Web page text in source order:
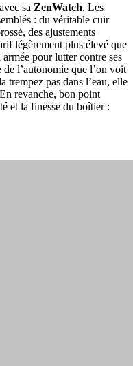
sa ZenWatch. Les
: du véritable cuir
des ajustements
légèrement plus élevé que
pour lutter contre ses
l’autonomie que l’on voit
trempez pas dans l’eau, elle
revanche, bon point
et la finesse du boîtier :